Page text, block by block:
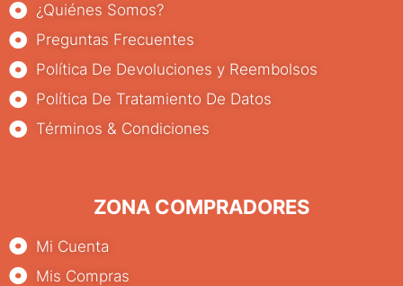
¿Quiénes Somos?
Preguntas Frecuentes
Política De Devoluciones y Reembolsos
Política De Tratamiento De Datos
Términos & Condiciones
ZONA COMPRADORES
Mi Cuenta
Mis Compras